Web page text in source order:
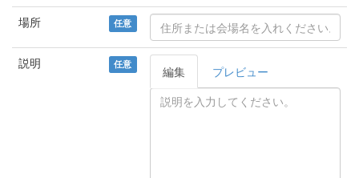
場所 任意
説明 任意 編集 プレビュー